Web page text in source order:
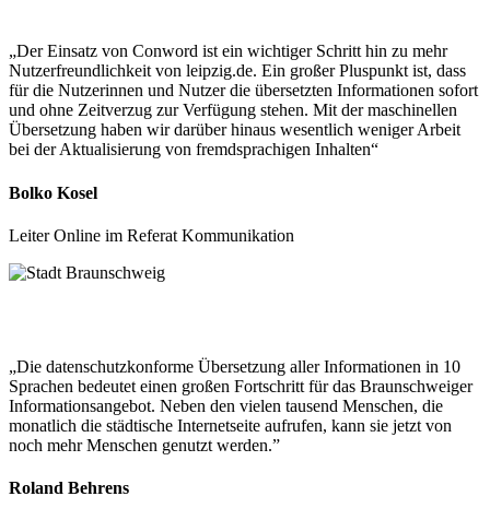
„Der Einsatz von Conword ist ein wichtiger Schritt hin zu mehr
Nutzerfreundlichkeit von leipzig.de. Ein großer Pluspunkt ist, dass
für die Nutzerinnen und Nutzer die übersetzten Informationen sofort
und ohne Zeitverzug zur Verfügung stehen. Mit der maschinellen
Übersetzung haben wir darüber hinaus wesentlich weniger Arbeit
bei der Aktualisierung von fremdsprachigen Inhalten“
Bolko Kosel
Leiter Online im Referat Kommunikation
„Die datenschutzkonforme Übersetzung aller Informationen in 10
Sprachen bedeutet einen großen Fortschritt für das Braunschweiger
Informationsangebot. Neben den vielen tausend Menschen, die
monatlich die städtische Internetseite aufrufen, kann sie jetzt von
noch mehr Menschen genutzt werden.”
Roland Behrens